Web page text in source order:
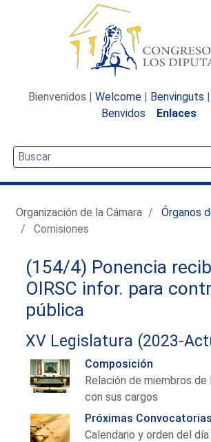
Bienvenidos | Welcome | Benvinguts |
Benvidos
Enlaces
Organización de la Cámara
Órganos
Comisiones
(154/4) Ponencia
OIRSC infor. para
pública
XV Legislatura (2023-
Composición
Relación de miembros de
con sus cargos
Próximas Convocatorias
Calendario y orden del